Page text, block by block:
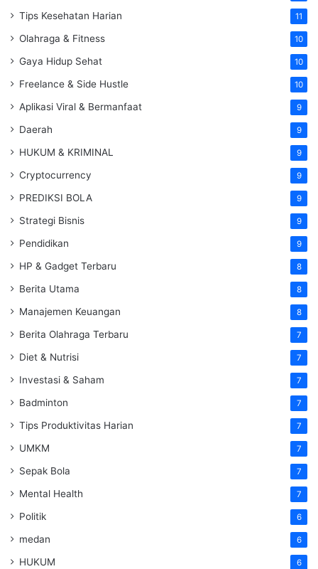
Tips Kesehatan Harian 11
Olahraga & Fitness 10
Gaya Hidup Sehat 10
Freelance & Side Hustle 10
Aplikasi Viral & Bermanfaat 9
Daerah 9
HUKUM & KRIMINAL 9
Cryptocurrency 9
PREDIKSI BOLA 9
Strategi Bisnis 9
Pendidikan 9
HP & Gadget Terbaru 8
Berita Utama 8
Manajemen Keuangan 8
Berita Olahraga Terbaru 7
Diet & Nutrisi 7
Investasi & Saham 7
Badminton 7
Tips Produktivitas Harian 7
UMKM 7
Sepak Bola 7
Mental Health 7
Politik 6
medan 6
HUKUM 6